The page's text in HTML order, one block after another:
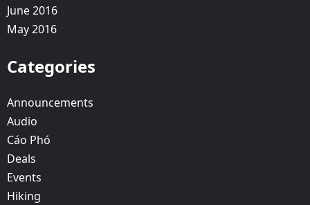
June 2016
May 2016
Categories
Announcements
Audio
Cáo Phó
Deals
Events
Hiking